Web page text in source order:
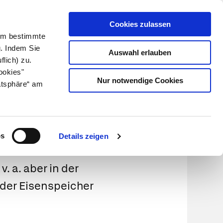
bestimmte
Indem Sie
zu.
am
Details zeigen
Cookies zulassen
Auswahl erlauben
Nur notwendige Cookies
Kundenlogin
Suche
Über uns
a. aber in der
Eisenspeicher